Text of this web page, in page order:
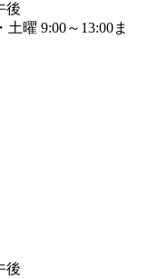
後
土曜 9:00～13:00ま
後